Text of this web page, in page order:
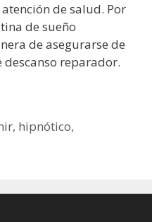
de salud. Por
de sueño
de asegurarse de
reparador.
, hipnótico,